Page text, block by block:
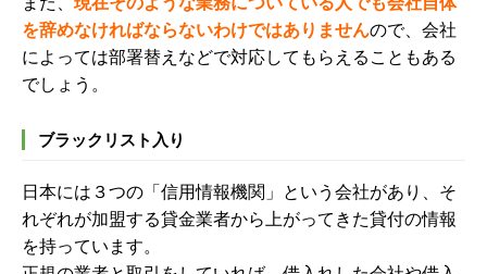
を辞めなければならないわけではありませんので、会社
によっては部署替えなどで対応してもらえることもある
でしょう。
ブラックリスト入り
日本には３つの「信用情報機関」という会社があり、そ
れぞれが加盟する貸金業者から上がってきた貸付の情報
を持っています。